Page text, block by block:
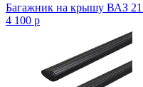
Багажник на крышу ВАЗ
4 100 p